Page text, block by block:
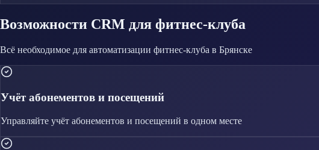
Возможности CRM для фитнес-клуба
Всё необходимое для автоматизации фитнес-клуба в Брянске
Учёт абонементов и посещений
Управляйте учёт абонементов и посещений в одном месте